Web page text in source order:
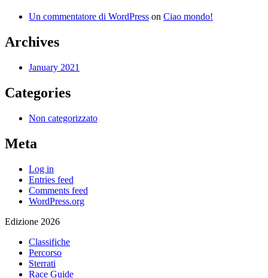
Un commentatore di WordPress on Ciao mondo!
Archives
January 2021
Categories
Non categorizzato
Meta
Log in
Entries feed
Comments feed
WordPress.org
Edizione 2026
Classifiche
Percorso
Sterrati
Race Guide